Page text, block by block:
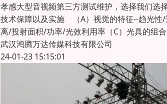
孝感大型音视频第三方测试维护，选择我们选
技术保障以及实施 （A）视觉的特征--趋光性
离/投射面积/功率/光效利用率（C）光具的组
武汉鸿腾万达传媒科技有限公司
24-01-23 15:15:01